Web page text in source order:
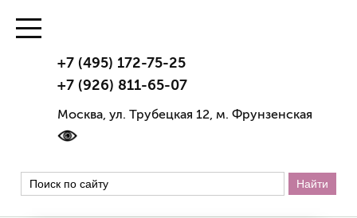
+7 (495) 172-75-25
+7 (926) 811-65-07
Москва, ул. Трубецкая 12, м. Фрунзенская